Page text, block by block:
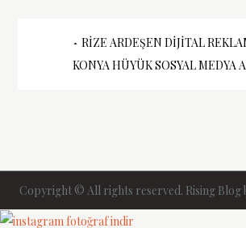
YazıRIZE ARDEŞEN DIJITAL
KONYA HÜYÜK SOSYAL MEDYA
Copyright © All rights reserved. Rising Blog